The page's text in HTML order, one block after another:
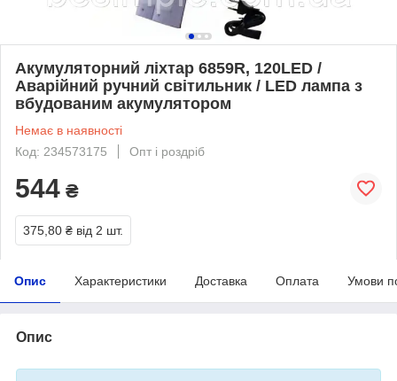
Акумуляторний ліхтар 6859R, 120LED /
Аварійний ручний світильник / LED лампа з
вбудованим акумулятором
Немає в наявності
Код: 234573175
Опт і роздріб
544 ₴
375,80 ₴ від 2 шт.
Опис Характеристики Доставка Оплата Умови
Опис